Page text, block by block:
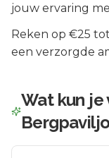
jouw ervaring
Reken op €25
een verzorgde
Wat kun